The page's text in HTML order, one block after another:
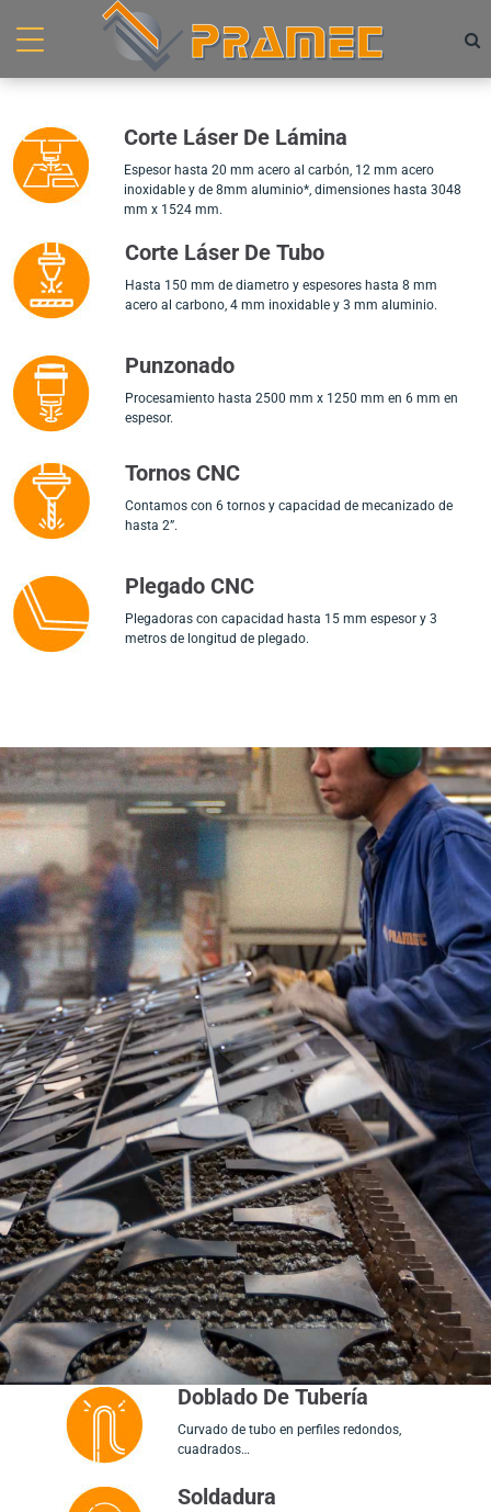
comercial@pramec.co +57 310 779 9782
Corte Láser De Lámina
Espesor hasta 20 mm acero al carbón, 12 mm acero
inoxidable y de 8mm aluminio*, dimensiones hasta 3048
mm x 1524 mm.
Corte Láser De Tubo
Hasta 150 mm de diametro y espesores hasta 8 mm
acero al carbono, 4 mm inoxidable y 3 mm aluminio.
Punzonado
Procesamiento hasta 2500 mm x 1250 mm en 6 mm en
espesor.
Tornos CNC
Contamos con 6 tornos y capacidad de mecanizado de
hasta 2”.
Plegado CNC
Plegadoras con capacidad hasta 15 mm espesor y 3
metros de longitud de plegado.
Doblado De Tubería
Curvado de tubo en perfiles redondos,
cuadrados…
Soldadura